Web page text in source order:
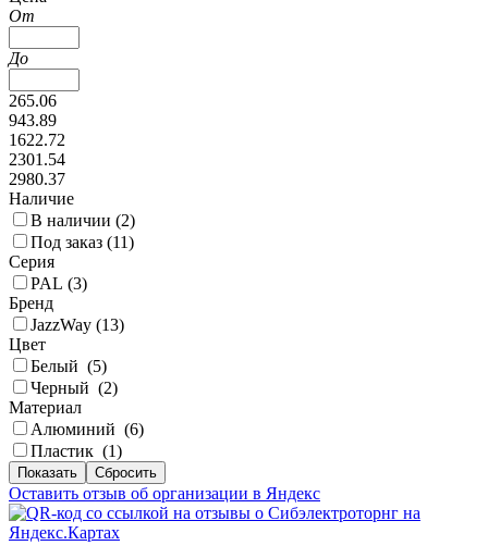
От
До
265.06
943.89
1622.72
2301.54
2980.37
Наличие
В наличии (2)
Под заказ (11)
Серия
PAL (3)
Бренд
JazzWay (13)
Цвет
Белый (5)
Черный (2)
Материал
Алюминий (6)
Пластик (1)
Оставить отзыв об организации в Яндекс